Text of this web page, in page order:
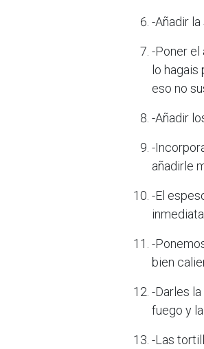
-Añadir la
-Poner el
lo
eso no
-Añadir
-
añadirle
-El
-
bien
-Darles
fuego y
-Las